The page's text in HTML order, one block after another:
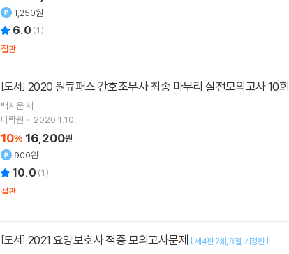
1,250원
6.0 (1)
절판
[도서] 2020 원큐패스 간호조무사 최종 마무리 실전모의고사 10회
백지운저
다락원
2020.1.10.
10% 16,200원
900원
10.0 (1)
절판
[도서] 2021 요양보호사 적중 모의고사문제 [제4판 2쇄 8절 개정판]